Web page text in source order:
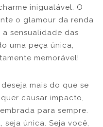
inigualável. O
o glamour da renda
sensualidade das
uma peça única,
memorável!
mais do que se
causar impacto,
para sempre.
seja única. Seja você,